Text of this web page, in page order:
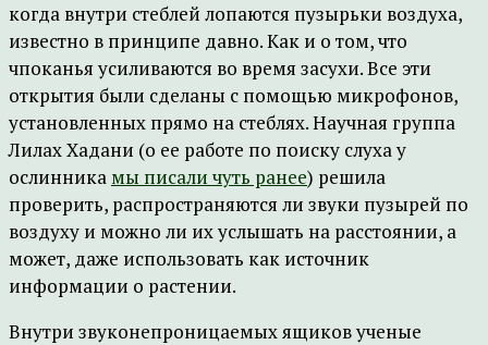
когда внутри стеблей лопаются пузырьки воздуха,
известно в принципе давно. Как и о том, что
чпоканья усиливаются во время засухи. Все эти
открытия были сделаны с помощью микрофонов,
установленных прямо на стеблях. Научная группа
Лилах Хадани (о ее работе по поиску слуха у
ослинника мы писали чуть ранее) решила
проверить, распространяются ли звуки пузырей по
воздуху и можно ли их услышать на расстоянии, а
может, даже использовать как источник
информации о растении.
Внутри звуконепроницаемых ящиков ученые